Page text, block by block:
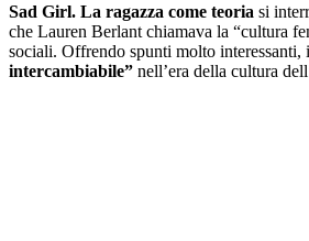
Sad Girl. La ragazza come teoria si
che Lauren Berlant chiamava la “cultura
sociali. Offrendo spunti molto
intercambiabile” nell’era della cultura